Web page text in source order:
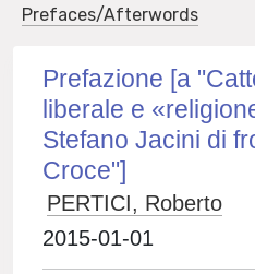
Prefaces/Afterwords
Prefazione [a
liberale e
Stefano Jacini di
Croce"]
PERTICI, Roberto
2015-01-01